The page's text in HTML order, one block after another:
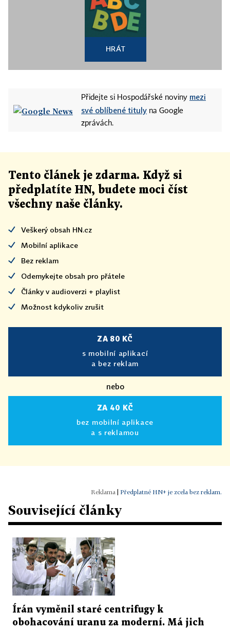
HRÁT
Přidejte si Hospodářské noviny mezi
své oblíbené tituly na Google
zprávách.
Tento článek je zdarma. Když si
předplatíte HN, budete moci číst
všechny naše články.
Veškerý obsah HN.cz
Mobilní aplikace
Bez reklam
Odemykejte obsah pro přátele
Články v audioverzi + playlist
Možnost kdykoliv zrušit
ZA 80 KČ
s mobilní aplikací
a bez reklam
nebo
ZA 40 KČ
bez mobilní aplikace
a s reklamou
Předplatné HN+ je zcela bez reklam.
Související články
Írán vyměnil staré centrifugy k
obohacování uranu za moderní. Má jich